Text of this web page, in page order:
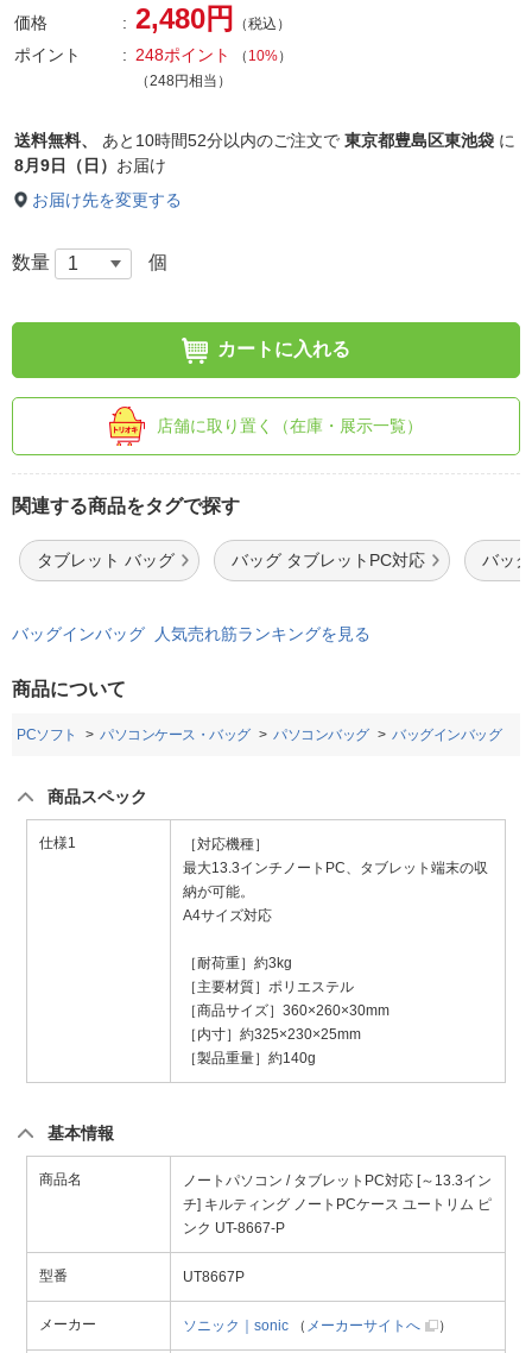
価格 2,480円 （税込）
ポイント 248ポイント （ 10%）
（248円相当）
送料無料、 あと 10時間52分以内のご注文で 東京都豊島区東池袋 に
8月9日（日） お届け
お届け先を変更する
数量 個
カートに入れる
店舗に取り置く（在庫・展示一覧）
関連する商品をタグで探す
タブレット バッグ バッグ タブレットPC対応 バッ
バッグインバッグ 人気売れ筋ランキングを見る
商品について
PCソフト パソコンケース・バッグ パソコンバッグ バッグインバッグ
商品スペック
仕様1
［対応機種］
最大13.3インチノートPC、タブレット端末の収
納が可能。
A4サイズ対応
［耐荷重］約3kg
［主要材質］ポリエステル
［商品サイズ］360×260×30mm
［内寸］約325×230×25mm
［製品重量］約140g
基本情報
商品名
ノートパソコン / タブレットPC対応 [～13.3イン
チ] キルティング ノートPCケース ユートリム ピ
ンク UT-8667-P
型番 UT8667P
メーカー ソニック｜sonic （ メーカーサイトへ ）